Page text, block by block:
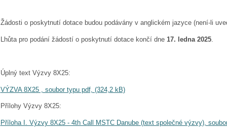
Žádosti o poskytnutí dotace budou podávány v anglickém jazyce (není-li
Lhůta pro podání žádostí o poskytnutí dotace končí dne 17. ledna 2025.
Úplný text Výzvy 8X25:
VÝZVA 8X25 , soubor typu pdf, (324,2 kB)
Přílohy Výzvy 8X25:
Příloha I. Výzvy 8X25 - 4th Call MSTC Danube (text společné výzvy),